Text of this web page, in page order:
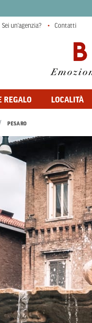
REGALO LOCALITÀ
Sei un'agenzia? Contatti
PESARO